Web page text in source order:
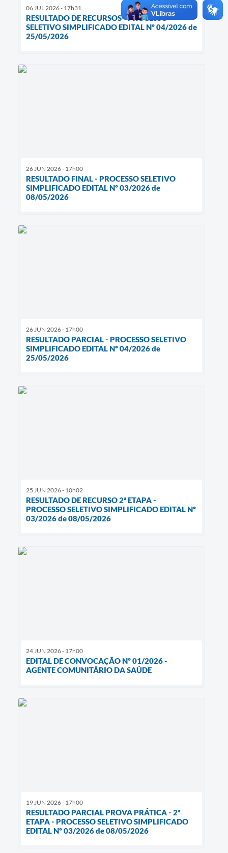
06 JUL 2026 - 17h31
RESULTADO DE RECURSOS - PROCESSO
SELETIVO SIMPLIFICADO EDITAL Nº 04/2026 de
25/05/2026
26 JUN 2026 - 17h00
RESULTADO FINAL - PROCESSO SELETIVO
SIMPLIFICADO EDITAL Nº 03/2026 de
08/05/2026
26 JUN 2026 - 17h00
RESULTADO PARCIAL - PROCESSO SELETIVO
SIMPLIFICADO EDITAL Nº 04/2026 de
25/05/2026
25 JUN 2026 - 10h02
RESULTADO DE RECURSO 2ª ETAPA -
PROCESSO SELETIVO SIMPLIFICADO EDITAL Nº
03/2026 de 08/05/2026
24 JUN 2026 - 17h00
EDITAL DE CONVOCAÇÃO Nº 01/2026 -
AGENTE COMUNITÁRIO DA SAÚDE
19 JUN 2026 - 17h00
RESULTADO PARCIAL PROVA PRÁTICA - 2ª
ETAPA - PROCESSO SELETIVO SIMPLIFICADO
EDITAL Nº 03/2026 de 08/05/2026